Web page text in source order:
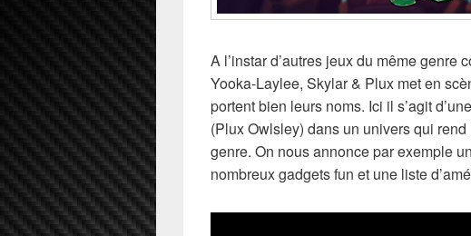
A l’instar d’autres jeux du même genre
Yooka-Laylee, Skylar & Plux met en
portent bien leurs noms. Ici il s’agit
(Plux Owlsley) dans un univers qui
genre. On nous annonce par exemple
nombreux gadgets fun et une liste